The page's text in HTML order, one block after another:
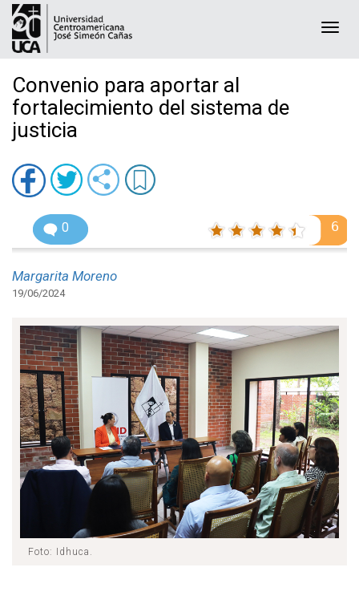
Convenio para aportar al
fortalecimiento del sistema de
justicia
0 6
Margarita Moreno
19/06/2024
Foto: Idhuca.